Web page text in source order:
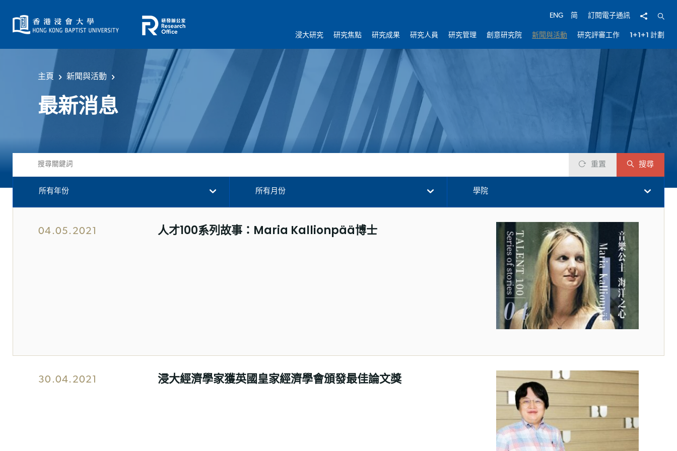
ENG 简 訂閱電子通訊 分享 開啟
浸大研究 研究焦點 研究成果 研究人員 研究管理 創意研究院 新聞與活動 研究評審工作 1+1+1 計劃
主頁 新聞與活動
最新消息
重置 搜尋
所有年份 所有月份 學院
04.05.2021 人才100系列故事：Maria Kallionpää博士
30.04.2021 浸大經濟學家獲英國皇家經濟學會頒發最佳論文獎